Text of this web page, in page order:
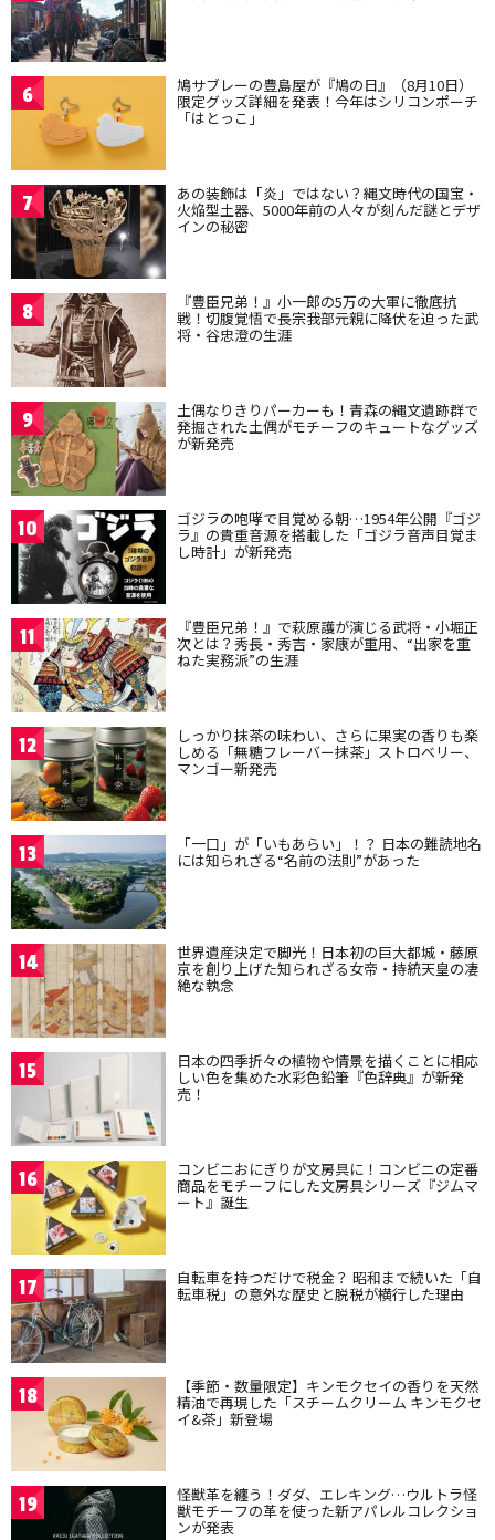
6 鳩サブレーの豊島屋が『鳩の日』（8月10日）
限定グッズ詳細を発表！今年はシリコンポーチ
「はとっこ」
7 あの装飾は「炎」ではない？縄文時代の国宝・
火焔型土器、5000年前の人々が刻んだ謎とデザ
インの秘密
8 『豊臣兄弟！』小一郎の5万の大軍に徹底抗
戦！切腹覚悟で長宗我部元親に降伏を迫った武
将・谷忠澄の生涯
9 土偶なりきりパーカーも！青森の縄文遺跡群で
発掘された土偶がモチーフのキュートなグッズ
が新発売
10 ゴジラの咆哮で目覚める朝…1954年公開『ゴジ
ラ』の貴重音源を搭載した「ゴジラ音声目覚ま
し時計」が新発売
11 『豊臣兄弟！』で萩原護が演じる武将・小堀正
次とは？秀長・秀吉・家康が重用、“出家を重
ねた実務派”の生涯
12 しっかり抹茶の味わい、さらに果実の香りも楽
しめる「無糖フレーバー抹茶」ストロベリー、
マンゴー新発売
13 「一口」が「いもあらい」！？ 日本の難読地名
には知られざる“名前の法則”があった
14 世界遺産決定で脚光！日本初の巨大都城・藤原
京を創り上げた知られざる女帝・持統天皇の凄
絶な執念
15 日本の四季折々の植物や情景を描くことに相応
しい色を集めた水彩色鉛筆『色辞典』が新発
売！
16 コンビニおにぎりが文房具に！コンビニの定番
商品をモチーフにした文房具シリーズ『ジムマ
ート』誕生
17 自転車を持つだけで税金？ 昭和まで続いた「自
転車税」の意外な歴史と脱税が横行した理由
18 【季節・数量限定】キンモクセイの香りを天然
精油で再現した「スチームクリーム キンモクセ
イ&茶」新登場
19 怪獣革を纏う！ダダ、エレキング…ウルトラ怪
獣モチーフの革を使った新アパレルコレクショ
ンが発表